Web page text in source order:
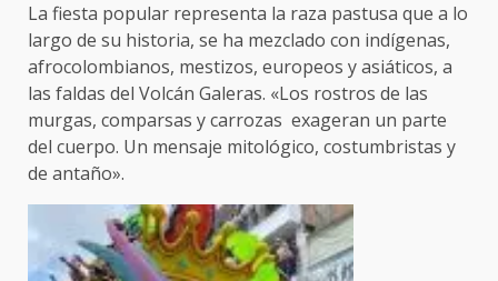
La fiesta popular representa la raza pastusa que a lo
largo de su historia, se ha mezclado con indígenas,
afrocolombianos, mestizos, europeos y asiáticos, a
las faldas del Volcán Galeras. «Los rostros de las
murgas, comparsas y carrozas exageran un parte
del cuerpo. Un mensaje mitológico, costumbristas y
de antaño».